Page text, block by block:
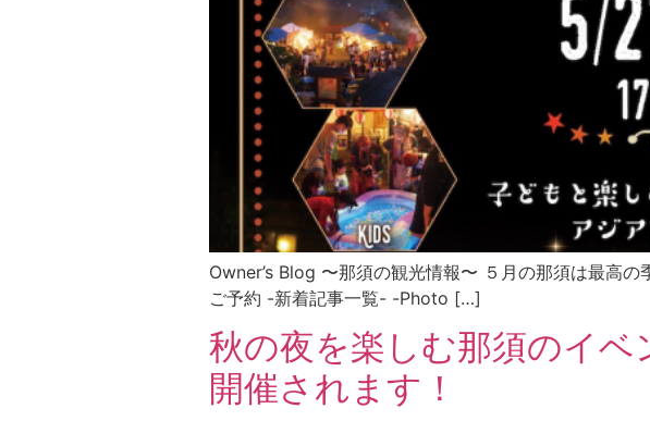
Owner’s Blog 〜那須の観光情報〜 ５月の那須は最高
ご予約 -新着記事一覧- -Photo […]
秋の夜を楽しむ那須のイ
開催されます！